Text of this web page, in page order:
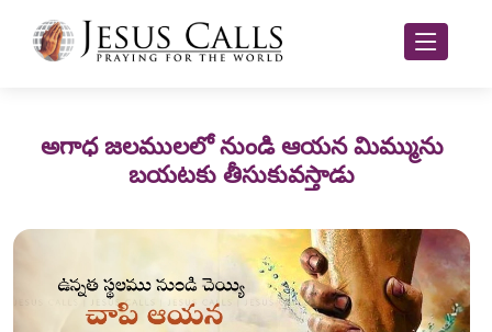
అగాధ జలములలో నుండి ఆయన మిమ్మును
బయటకు తీసుకువస్తాడు